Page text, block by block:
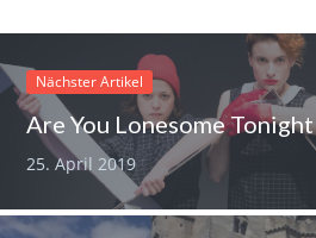
Nächster Artikel
Are You Lonesome Tonight
25. April 2019